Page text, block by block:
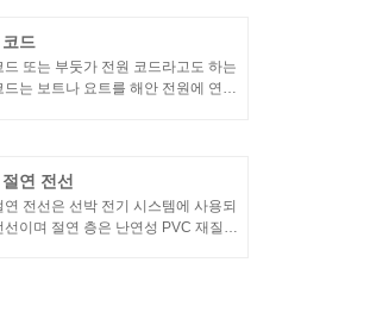
드
드 또는 부둣가 전원 코드라고도 하는
드는 보트나 요트를 해안 전원에 연결
연 전선
전선은 선박 전기 시스템에 사용되
선이며 절연 층은 난연성 PVC 재질로